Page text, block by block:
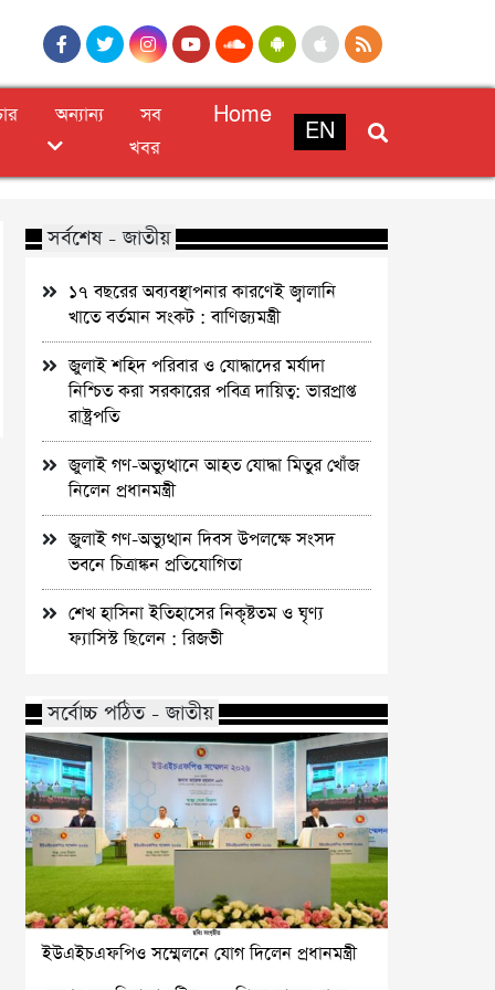
অন্যান্য
সব
খবর
Home
EN
সর্বশেষ - জাতীয়
১৭ বছরের অব্যবস্থাপনার কারণেই জ্বালানি
খাতে বর্তমান সংকট : বাণিজ্যমন্ত্রী
জুলাই শহিদ পরিবার ও যোদ্ধাদের মর্যাদা
নিশ্চিত করা সরকারের পবিত্র দায়িত্ব: ভারপ্রাপ্ত
রাষ্ট্রপতি
জুলাই গণ-অভ্যুত্থানে আহত যোদ্ধা মিতুর খোঁজ
নিলেন প্রধানমন্ত্রী
জুলাই গণ-অভ্যুত্থান দিবস উপলক্ষে সংসদ
ভবনে চিত্রাঙ্কন প্রতিযোগিতা
শেখ হাসিনা ইতিহাসের নিকৃষ্টতম ও ঘৃণ্য
ফ্যাসিস্ট ছিলেন : রিজভী
সর্বোচ্চ পঠিত - জাতীয়
ইউএইচএফপিও সম্মেলনে যোগ দিলেন প্রধানমন্ত্রী